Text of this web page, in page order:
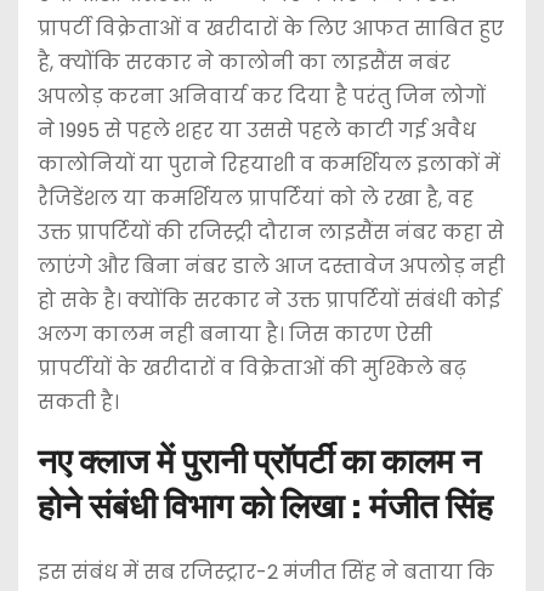
प्रापर्टी विक्रेताओं व खरीदारों के लिए आफत साबित हुए
है, क्योंकि सरकार ने कालोनी का लाइसैंस नबंर
अपलोड़ करना अनिवार्य कर दिया है परंतु जिन लोगों
ने 1995 से पहले शहर या उससे पहले काटी गई अवैध
कालोनियों या पुराने रिहयाशी व कमर्शियल इलाकों में
रैजिडेंशल या कमर्शियल प्रापर्टियां को ले रखा है, वह
उक्त प्रापर्टियों की रजिस्ट्री दौरान लाइसैंस नंबर कहा से
लाएंगे और बिना नंबर डाले आज दस्तावेज अपलोड़ नही
हो सके है। क्योंकि सरकार ने उक्त प्रापर्टियों संबंधी कोई
अलग कालम नही बनाया है। जिस कारण ऐसी
प्रापर्टीयों के खरीदारों व विक्रेताओं की मुश्किले बढ़
सकती है।
नए क्लाज में पुरानी प्रॉपर्टी का कालम न
होने संबंधी विभाग को लिखा : मंजीत सिंह
इस संबंध में सब रजिस्ट्रार-2 मंजीत सिंह ने बताया कि